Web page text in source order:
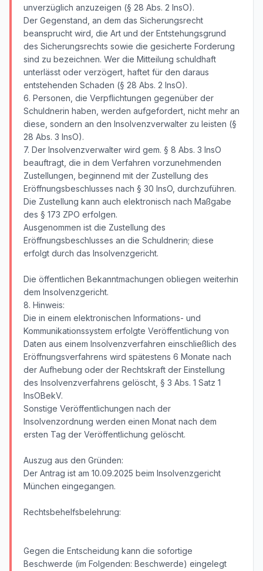
unverzüglich anzuzeigen (§ 28 Abs. 2 InsO).
Der Gegenstand, an dem das Sicherungsrecht
beansprucht wird, die Art und der Entstehungsgrund
des Sicherungsrechts sowie die gesicherte Forderung
sind zu bezeichnen. Wer die Mitteilung schuldhaft
unterlässt oder verzögert, haftet für den daraus
entstehenden Schaden (§ 28 Abs. 2 InsO).
6. Personen, die Verpflichtungen gegenüber der
Schuldnerin haben, werden aufgefordert, nicht mehr an
diese, sondern an den Insolvenzverwalter zu leisten (§
28 Abs. 3 InsO).
7. Der Insolvenzverwalter wird gem. § 8 Abs. 3 InsO
beauftragt, die in dem Verfahren vorzunehmenden
Zustellungen, beginnend mit der Zustellung des
Eröffnungsbeschlusses nach § 30 InsO, durchzuführen.
Die Zustellung kann auch elektronisch nach Maßgabe
des § 173 ZPO erfolgen.
Ausgenommen ist die Zustellung des
Eröffnungsbeschlusses an die Schuldnerin; diese
erfolgt durch das Insolvenzgericht.
Die öffentlichen Bekanntmachungen obliegen weiterhin
dem Insolvenzgericht.
8. Hinweis:
Die in einem elektronischen Informations- und
Kommunikationssystem erfolgte Veröffentlichung von
Daten aus einem Insolvenzverfahren einschließlich des
Eröffnungsverfahrens wird spätestens 6 Monate nach
der Aufhebung oder der Rechtskraft der Einstellung
des Insolvenzverfahrens gelöscht, § 3 Abs. 1 Satz 1
InsOBekV.
Sonstige Veröffentlichungen nach der
Insolvenzordnung werden einen Monat nach dem
ersten Tag der Veröffentlichung gelöscht.
Auszug aus den Gründen:
Der Antrag ist am 10.09.2025 beim Insolvenzgericht
München eingegangen.
Rechtsbehelfsbelehrung:
Gegen die Entscheidung kann die sofortige
Beschwerde (im Folgenden: Beschwerde) eingelegt